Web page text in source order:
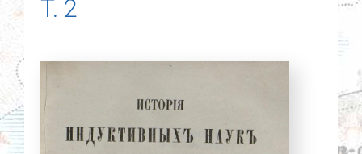
О нас
Контакты
Партнеры
Т. 2